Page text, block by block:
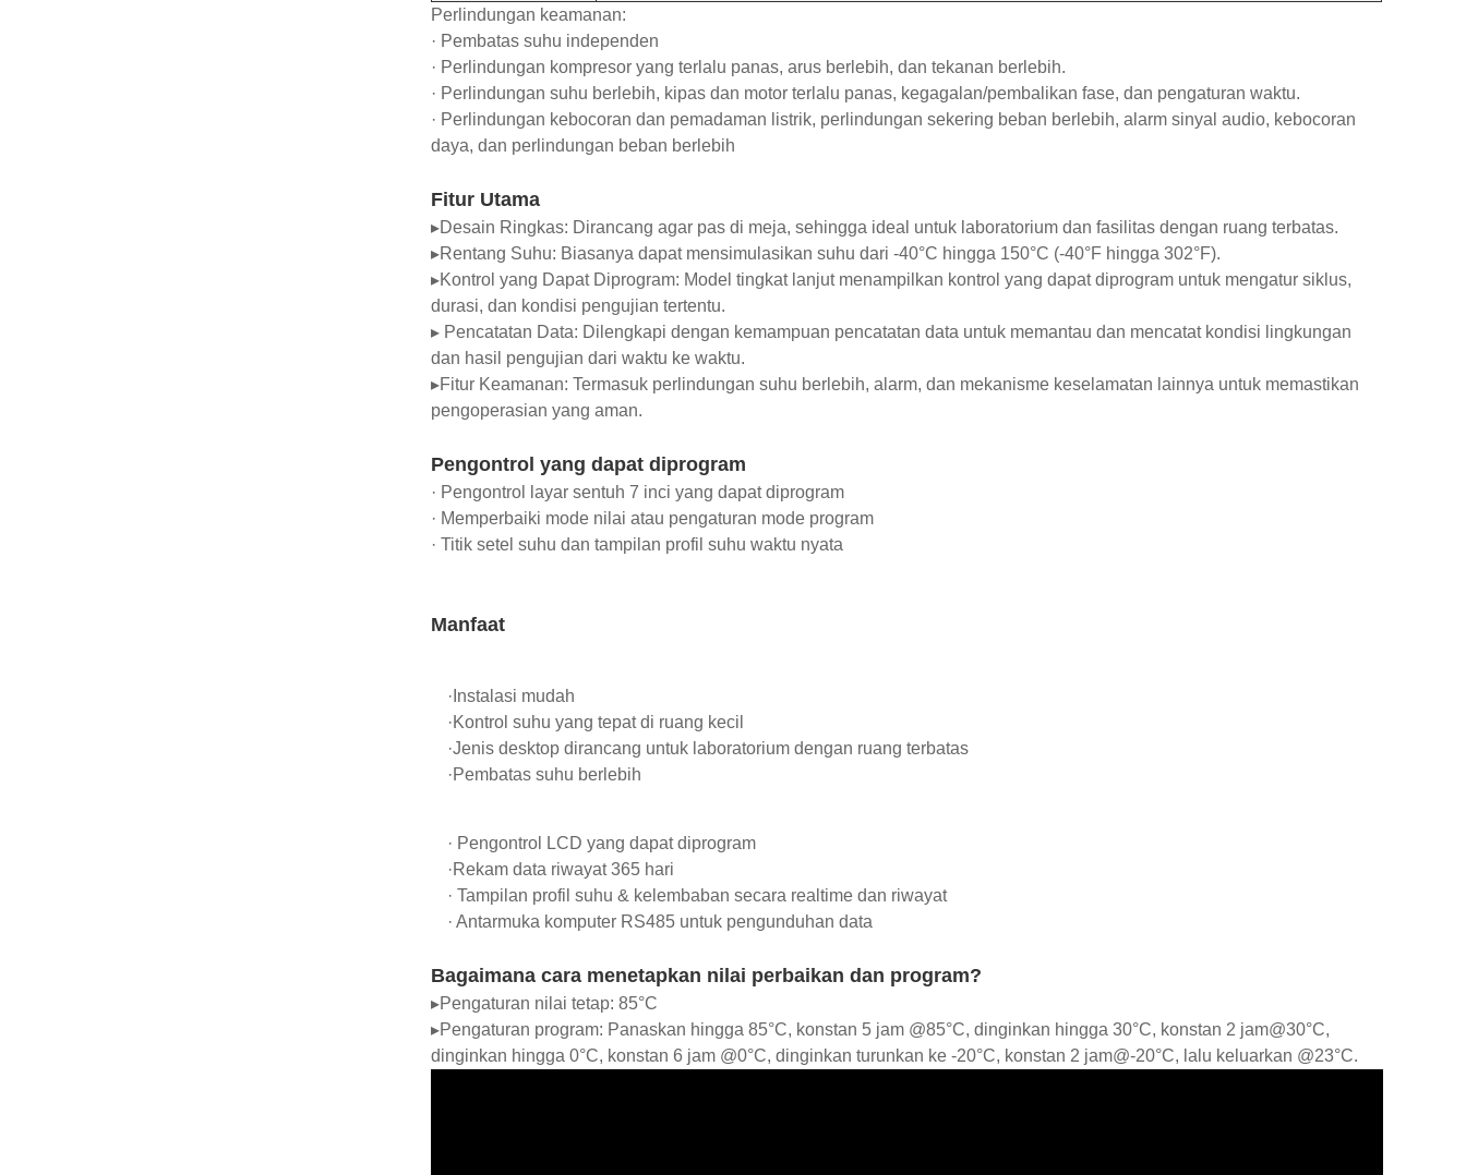
Perlindungan keamanan:
· Pembatas suhu independen
· Perlindungan kompresor yang terlalu panas, arus berlebih, dan tekanan berlebih.
· Perlindungan suhu berlebih, kipas dan motor terlalu panas, kegagalan/pembalikan fase, dan pengaturan waktu.
· Perlindungan kebocoran dan pemadaman listrik, perlindungan sekering beban berlebih, alarm sinyal audio, kebocoran
daya, dan perlindungan beban berlebih
Fitur Utama
▸Desain Ringkas: Dirancang agar pas di meja, sehingga ideal untuk laboratorium dan fasilitas dengan ruang terbatas.
▸Rentang Suhu: Biasanya dapat mensimulasikan suhu dari -40°C hingga 150°C (-40°F hingga 302°F).
▸Kontrol yang Dapat Diprogram: Model tingkat lanjut menampilkan kontrol yang dapat diprogram untuk mengatur siklus,
durasi, dan kondisi pengujian tertentu.
▸ Pencatatan Data: Dilengkapi dengan kemampuan pencatatan data untuk memantau dan mencatat kondisi lingkungan
dan hasil pengujian dari waktu ke waktu.
▸Fitur Keamanan: Termasuk perlindungan suhu berlebih, alarm, dan mekanisme keselamatan lainnya untuk memastikan
pengoperasian yang aman.
Pengontrol yang dapat diprogram
· Pengontrol layar sentuh 7 inci yang dapat diprogram
· Memperbaiki mode nilai atau pengaturan mode program
· Titik setel suhu dan tampilan profil suhu waktu nyata
Manfaat
·Instalasi mudah
·Kontrol suhu yang tepat di ruang kecil
·Jenis desktop dirancang untuk laboratorium dengan ruang terbatas
·Pembatas suhu berlebih
· Pengontrol LCD yang dapat diprogram
·Rekam data riwayat 365 hari
· Tampilan profil suhu & kelembaban secara realtime dan riwayat
· Antarmuka komputer RS485 untuk pengunduhan data
Bagaimana cara menetapkan nilai perbaikan dan program?
▸Pengaturan nilai tetap: 85°C
▸Pengaturan program: Panaskan hingga 85°C, konstan 5 jam @85°C, dinginkan hingga 30°C, konstan 2 jam@30°C,
dinginkan hingga 0°C, konstan 6 jam @0°C, dinginkan turunkan ke -20°C, konstan 2 jam@-20°C, lalu keluarkan @23°C.